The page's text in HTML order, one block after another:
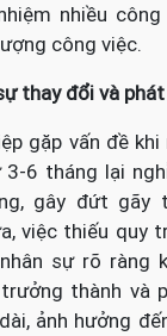
nhiều
công việc.
thay đổi và
gặp vấn đề
3-6 tháng lại
gây đứt gãy
việc thiếu quy
sự rõ ràng
thành và
ảnh hưởng